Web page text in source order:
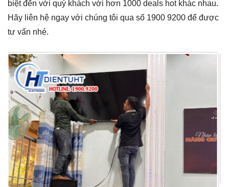
biệt đến với quý khách với hơn 1000 deals hot khác nhau.
Hãy liên hệ ngay với chúng tôi qua số 1900 9200 để được
tư vấn nhé.